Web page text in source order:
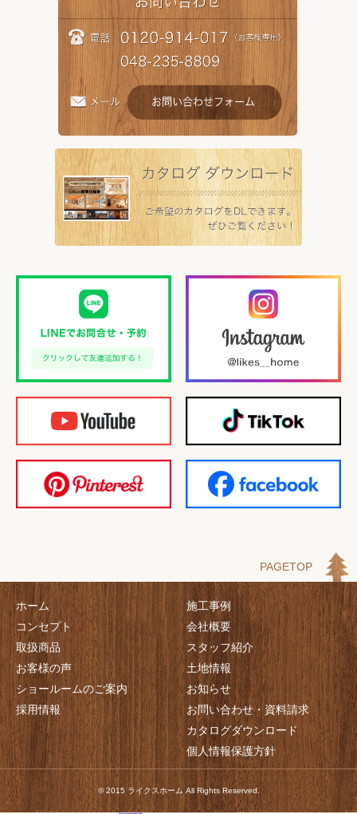
PAGETOP
ホーム
コンセプト
取扱商品
お客様の声
ショールームのご案内
採用情報
施工事例
会社概要
スタッフ紹介
土地情報
お知らせ
お問い合わせ・資料請求
カタログダウンロード
個人情報保護方針
© 2015 ライクスホーム All Rights Reserved.